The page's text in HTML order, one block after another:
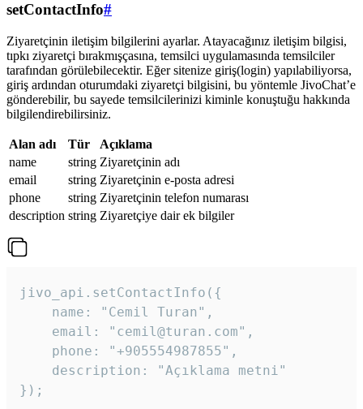
setContactInfo#
Ziyaretçinin iletişim bilgilerini ayarlar. Atayacağınız iletişim bilgisi,
tıpkı ziyaretçi bırakmışçasına, temsilci uygulamasında temsilciler
tarafından görülebilecektir. Eğer sitenize giriş(login) yapılabiliyorsa,
giriş ardından oturumdaki ziyaretçi bilgisini, bu yöntemle JivoChat’e
gönderebilir, bu sayede temsilcilerinizi kiminle konuştuğu hakkında
bilgilendirebilirsiniz.
Alan adı Tür
Açıklama
name
string Ziyaretçinin adı
email
string Ziyaretçinin e-posta adresi
phone
string Ziyaretçinin telefon numarası
description string Ziyaretçiye dair ek bilgiler
jivo_api.setContactInfo({
    name: "Cemil Turan",
    email: "cemil@turan.com",
    phone: "+905554987855",
    description: "Açıklama metni"
});